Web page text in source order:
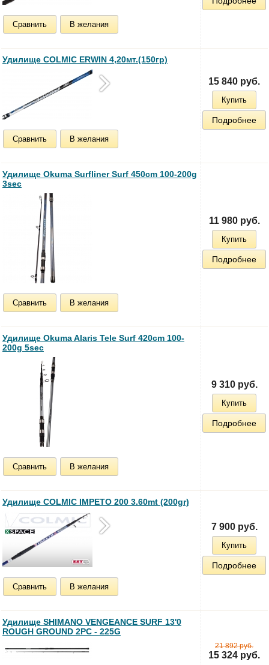
Сравнить В желания
Удилище COLMIC ERWIN 4,20мт.(150гр)
Сравнить В желания
15 840 руб.
Купить
Подробнее
Удилище Okuma Surfliner Surf 450cm 100-200g
3sec
Сравнить В желания
11 980 руб.
Купить
Подробнее
Удилище Okuma Alaris Tele Surf 420cm 100-
200g 5sec
Сравнить В желания
9 310 руб.
Купить
Подробнее
Удилище COLMIC IMPETO 200 3.60mt (200gr)
Сравнить В желания
7 900 руб.
Купить
Подробнее
Удилище SHIMANO VENGEANCE SURF 13'0
ROUGH GROUND 2PC - 225G
21 892 руб.
15 324 руб.